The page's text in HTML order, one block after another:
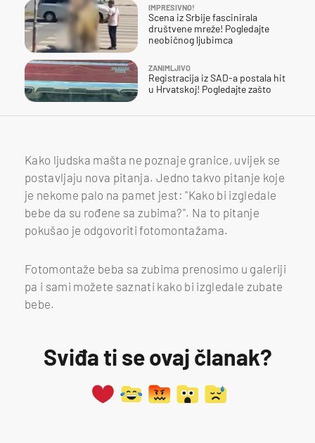
IMPRESIVNO!
Scena iz Srbije fascinirala
društvene mreže! Pogledajte
neobičnog ljubimca
ZANIMLJIVO
Registracija iz SAD-a postala hit
u Hrvatskoj! Pogledajte zašto
Kako ljudska mašta ne poznaje granice, uvijek se
postavljaju nova pitanja. Jedno takvo pitanje koje
je nekome palo na pamet jest: "Kako bi izgledale
bebe da su rođene sa zubima?". Na to pitanje
pokušao je odgovoriti fotomontažama.
Fotomontaže beba sa zubima prenosimo u galeriji
pa i sami možete saznati kako bi izgledale zubate
bebe.
Sviđa ti se ovaj članak?